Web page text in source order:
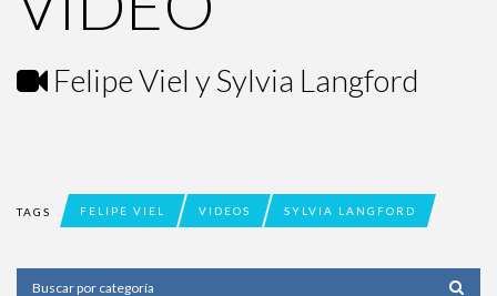
Felipe Viel y Sylvia Langford
TAGS FELIPE VIEL VIDEOS SYLVIA LANGFORD
Suscríbase
¿Alguna duda o consulta?
Llámenos al